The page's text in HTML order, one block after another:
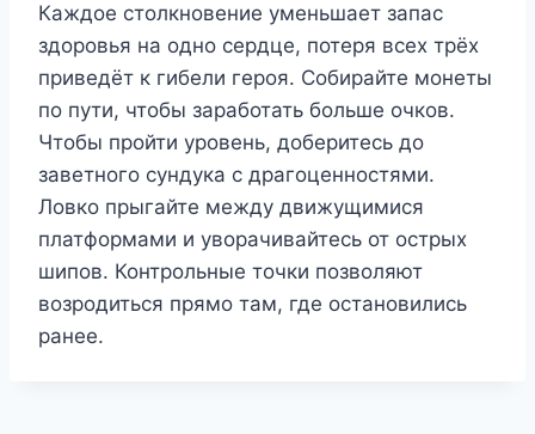
Каждое столкновение уменьшает запас
здоровья на одно сердце, потеря всех трёх
приведёт к гибели героя. Собирайте монеты
по пути, чтобы заработать больше очков.
Чтобы пройти уровень, доберитесь до
заветного сундука с драгоценностями.
Ловко прыгайте между движущимися
платформами и уворачивайтесь от острых
шипов. Контрольные точки позволяют
возродиться прямо там, где остановились
ранее.